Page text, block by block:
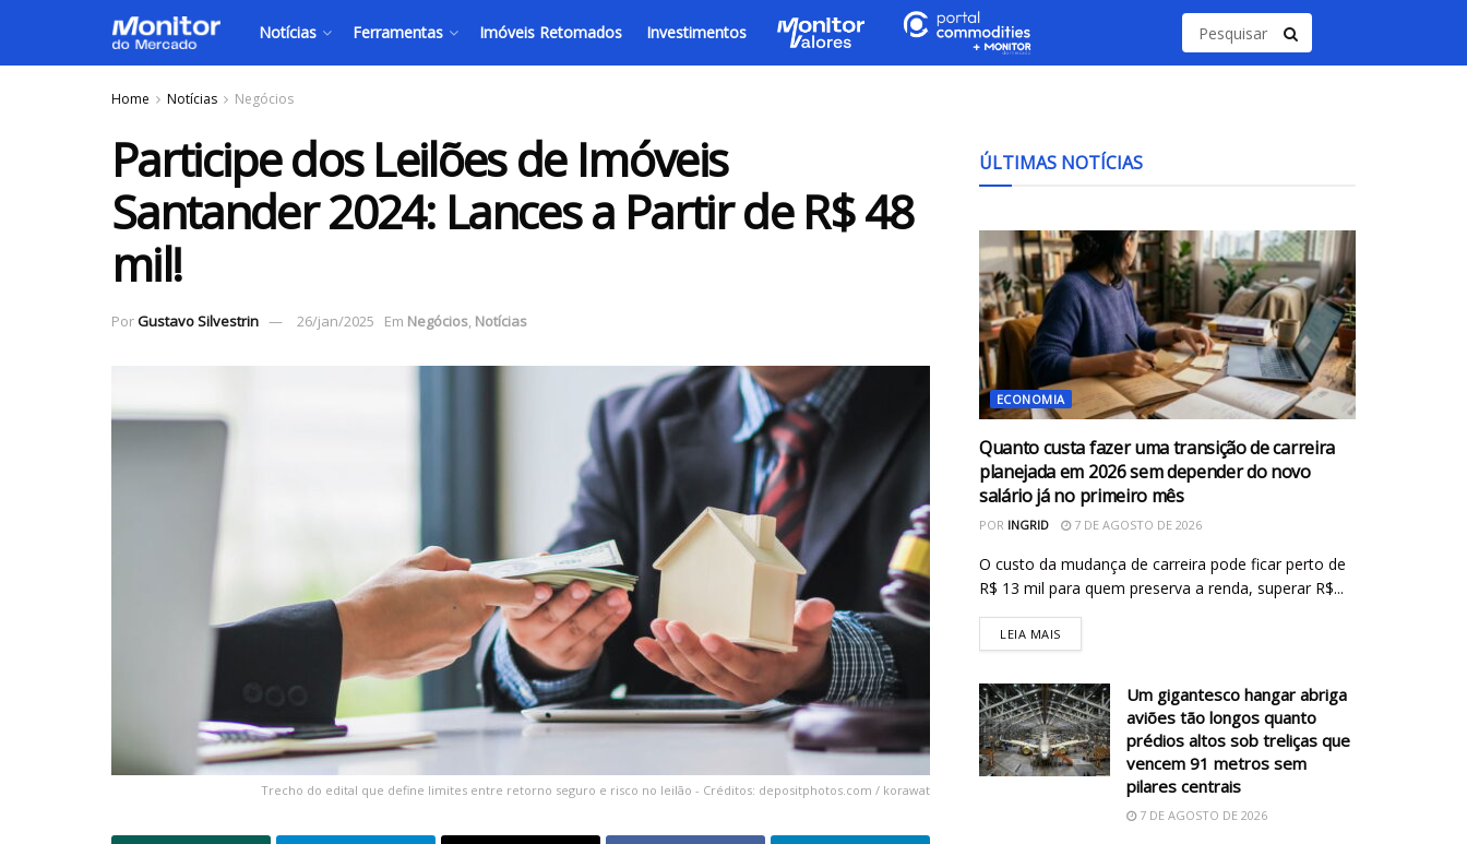
Notícias Ferramentas Imóveis Retomados Investimentos
Home Notícias Negócios
Participe dos Leilões de Imóveis
Santander 2024: Lances a Partir de R$ 48
mil!
PorGustavo Silvestrin 26/jan/2025 Em Negócios, Notícias
Trecho do edital que define limites entre retorno seguro e risco no leilão - Créditos: depositphotos.com / korawat
ÚLTIMAS NOTÍCIAS
ECONOMIA
Quanto custa fazer uma transição de carreira
planejada em 2026 sem depender do novo
salário já no primeiro mês
POR INGRID 7 DE AGOSTO DE 2026
O custo da mudança de carreira pode ficar perto de
R$ 13 mil para quem preserva a renda, superar R$...
LEIA MAIS
Um gigantesco hangar abriga
aviões tão longos quanto
prédios altos sob treliças que
vencem 91 metros sem
pilares centrais
7 DE AGOSTO DE 2026